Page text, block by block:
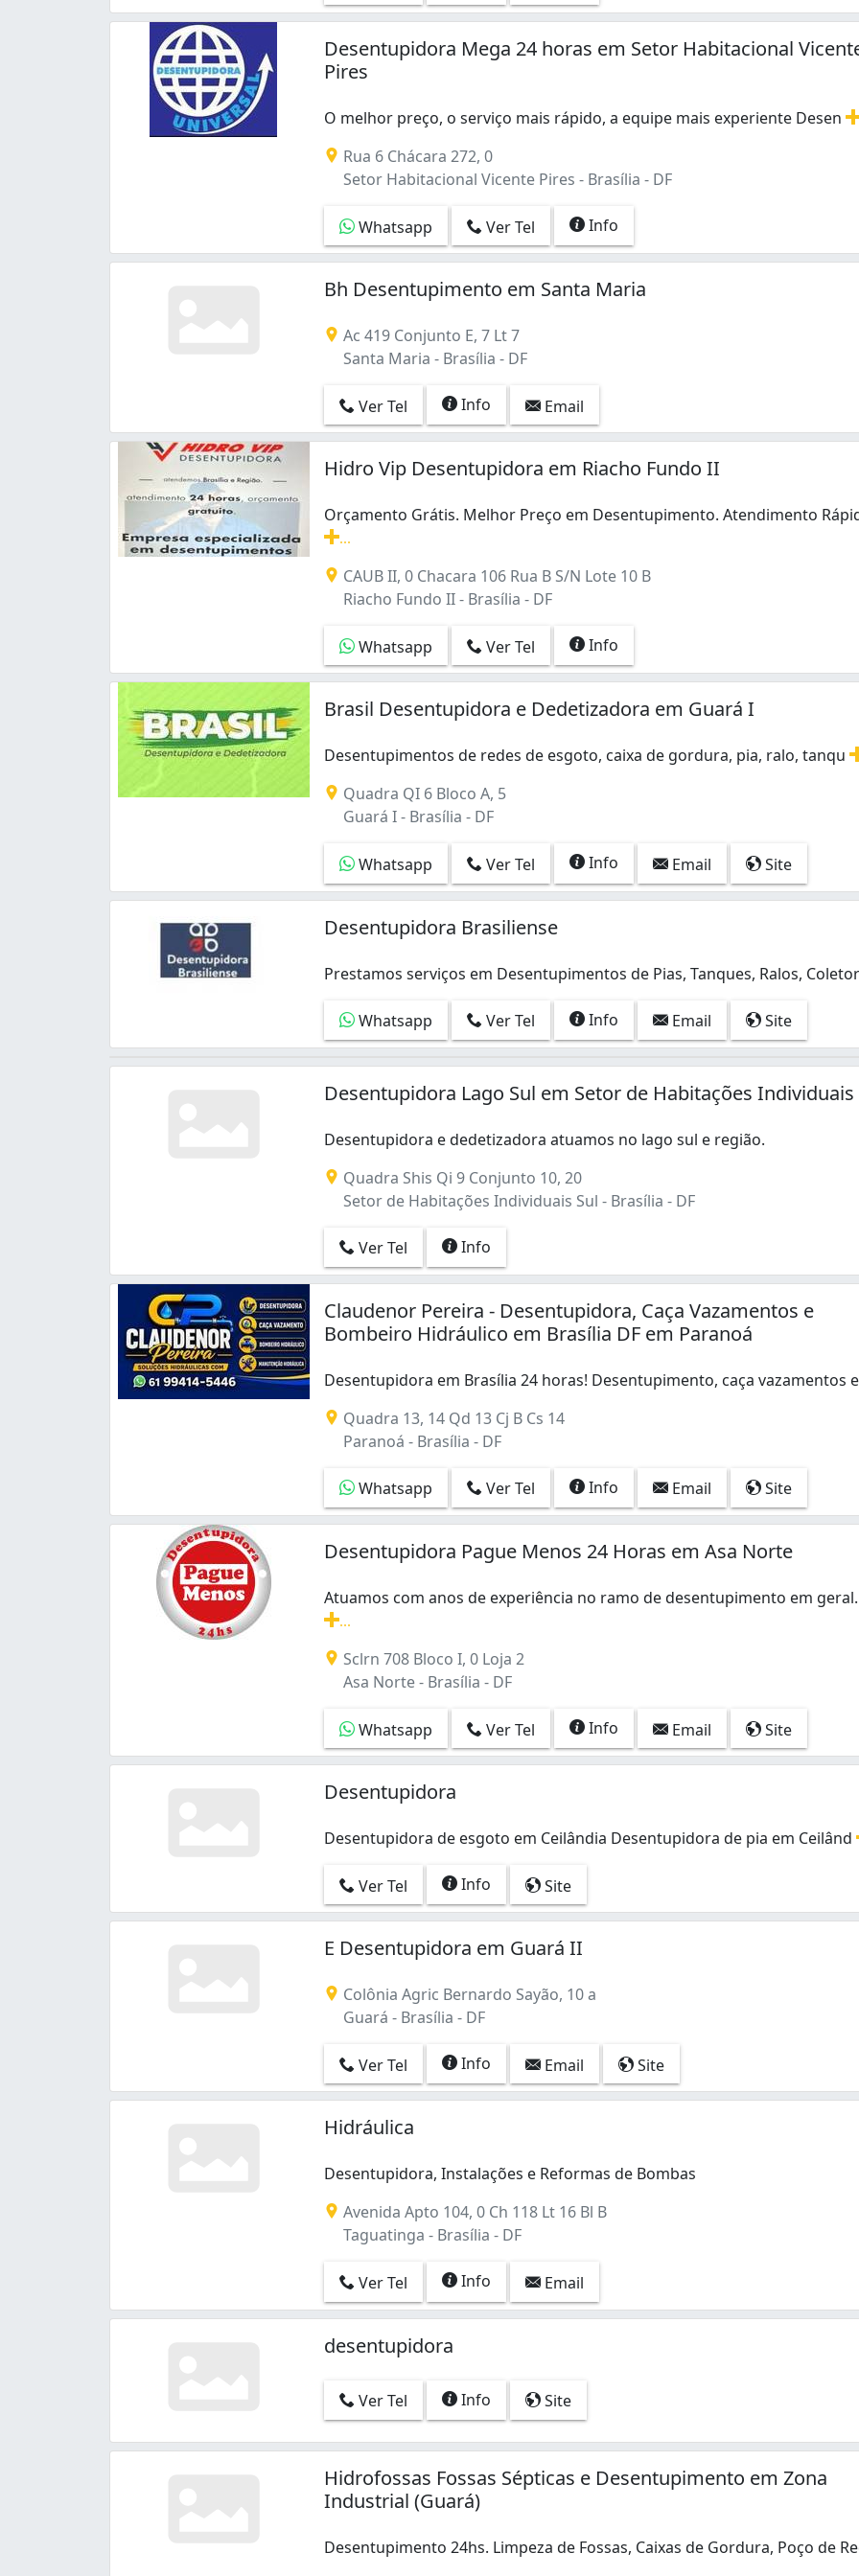
Setor de Habitações Individuais Sul (1)
Sobradinho (2)
Sul (Águas Claras) (2)
Taguatinga (4)
Taguatinga Centro (Taguatinga) (1)
Taguatinga Norte (Taguatinga) (2)
Desentupidora Mega 24 horas em Setor Habitacional
Pires
O melhor preço, o serviço mais rápido, a equipe mais experiente Desen
Rua 6 Chácara 272, 0
Setor Habitacional Vicente Pires - Brasília - DF
Whatsapp Ver Tel Info
Bh Desentupimento em Santa Maria
Ac 419 Conjunto E, 7 Lt 7
Santa Maria - Brasília - DF
Ver Tel Info Email
Hidro Vip Desentupidora em Riacho Fundo II
Orçamento Grátis. Melhor Preço em Desentupimento. Atendimento
CAUB II, 0 Chacara 106 Rua B S/N Lote 10 B
Riacho Fundo II - Brasília - DF
Whatsapp Ver Tel Info
Brasil Desentupidora e Dedetizadora em Guará I
Desentupimentos de redes de esgoto, caixa de gordura, pia, ralo, tanqu
Quadra QI 6 Bloco A, 5
Guará I - Brasília - DF
Whatsapp Ver Tel Info Email Site
Desentupidora Brasiliense
Prestamos serviços em Desentupimentos de Pias, Tanques, Ralos,
Whatsapp
Ver Tel Info Email Site
Desentupidora Lago Sul em Setor de Habitações Individuais
Desentupidora e dedetizadora atuamos no lago sul e região.
Quadra Shis Qi 9 Conjunto 10, 20
Setor de Habitações Individuais Sul - Brasília - DF
Ver Tel Info
Claudenor Pereira - Desentupidora, Caça Vazamentos e
Bombeiro Hidráulico em Brasília DF em Paranoá
Desentupidora em Brasília 24 horas! Desentupimento, caça vazamentos
Quadra 13, 14 Qd 13 Cj B Cs 14
Paranoá - Brasília - DF
Whatsapp Ver Tel Info Email Site
Desentupidora Pague Menos 24 Horas em Asa Norte
Atuamos com anos de experiência no ramo de desentupimento em geral.
Sclrn 708 Bloco I, 0 Loja 2
Asa Norte - Brasília - DF
Whatsapp Ver Tel Info Email Site
Desentupidora
Desentupidora de esgoto em Ceilândia Desentupidora de pia em Ceilând
Ver Tel
Info Site
E Desentupidora em Guará II
Colônia Agric Bernardo Sayão, 10 a
Guará - Brasília - DF
Ver Tel Info Email Site
Hidráulica
Desentupidora, Instalações e Reformas de Bombas
Avenida Apto 104, 0 Ch 118 Lt 16 Bl B
Taguatinga - Brasília - DF
Ver Tel Info Email
desentupidora
Ver Tel Info Site
Hidrofossas Fossas Sépticas e Desentupimento em Zona
Industrial (Guará)
Desentupimento 24hs. Limpeza de Fossas, Caixas de Gordura, Poço de